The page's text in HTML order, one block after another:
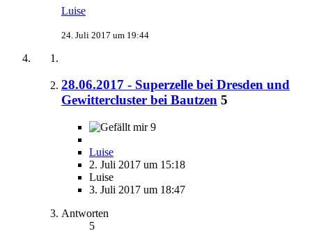
Luise
24. Juli 2017 um 19:44
28.06.2017 - Superzelle bei Dresden und
Gewittercluster bei Bautzen 5
9
Luise
2. Juli 2017 um 15:18
Luise
3. Juli 2017 um 18:47
Antworten
5